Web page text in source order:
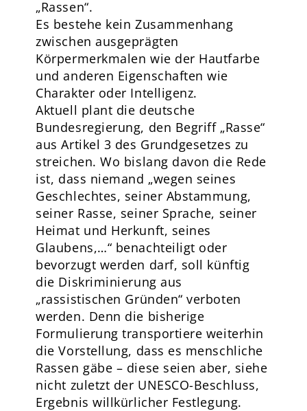
„Rassen“.
Es bestehe kein Zusammenhang
zwischen ausgeprägten
Körpermerkmalen wie der Hautfarbe
und anderen Eigenschaften wie
Charakter oder Intelligenz.
Aktuell plant die deutsche
Bundesregierung, den Begriff „Rasse“
aus Artikel 3 des Grundgesetzes zu
streichen. Wo bislang davon die Rede
ist, dass niemand „wegen seines
Geschlechtes, seiner Abstammung,
seiner Rasse, seiner Sprache, seiner
Heimat und Herkunft, seines
Glaubens,…“ benachteiligt oder
bevorzugt werden darf, soll künftig
die Diskriminierung aus
„rassistischen Gründen“ verboten
werden. Denn die bisherige
Formulierung transportiere weiterhin
die Vorstellung, dass es menschliche
Rassen gäbe – diese seien aber, siehe
nicht zuletzt der UNESCO-Beschluss,
Ergebnis willkürlicher Festlegung.